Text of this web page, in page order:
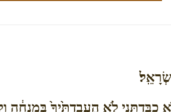
לֹ֤א הֶעֱבַדְתִּ֙יךָ֙ בְּמִנְחָ֔ה